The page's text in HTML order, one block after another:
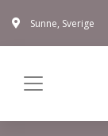
Sunne, Sverige